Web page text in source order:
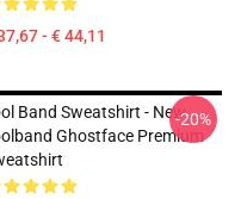
- € 44,11
Band Sweatshirt - New
Ghostface Premium
-20%